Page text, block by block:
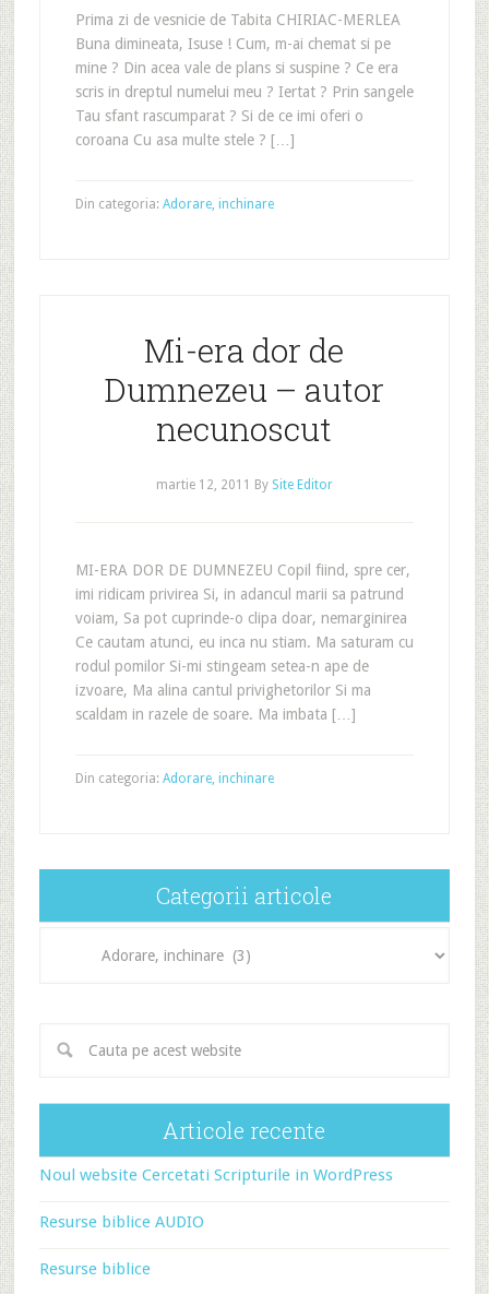
Prima zi de vesnicie de Tabita CHIRIAC-MERLEA
Buna dimineata, Isuse ! Cum, m-ai chemat si pe
mine ? Din acea vale de plans si suspine ? Ce era
scris in dreptul numelui meu ? Iertat ? Prin sangele
Tau sfant rascumparat ? Si de ce imi oferi o
coroana Cu asa multe stele ? […]
Din categoria: Adorare, inchinare
Mi-era dor de
Dumnezeu – autor
necunoscut
martie 12, 2011 By Site Editor
MI-ERA DOR DE DUMNEZEU Copil fiind, spre cer,
imi ridicam privirea Si, in adancul marii sa patrund
voiam, Sa pot cuprinde-o clipa doar, nemarginirea
Ce cautam atunci, eu inca nu stiam. Ma saturam cu
rodul pomilor Si-mi stingeam setea-n ape de
izvoare, Ma alina cantul privighetorilor Si ma
scaldam in razele de soare. Ma imbata […]
Din categoria: Adorare, inchinare
Categorii articole
Articole recente
Noul website Cercetati Scripturile in WordPress
Resurse biblice AUDIO
Resurse biblice